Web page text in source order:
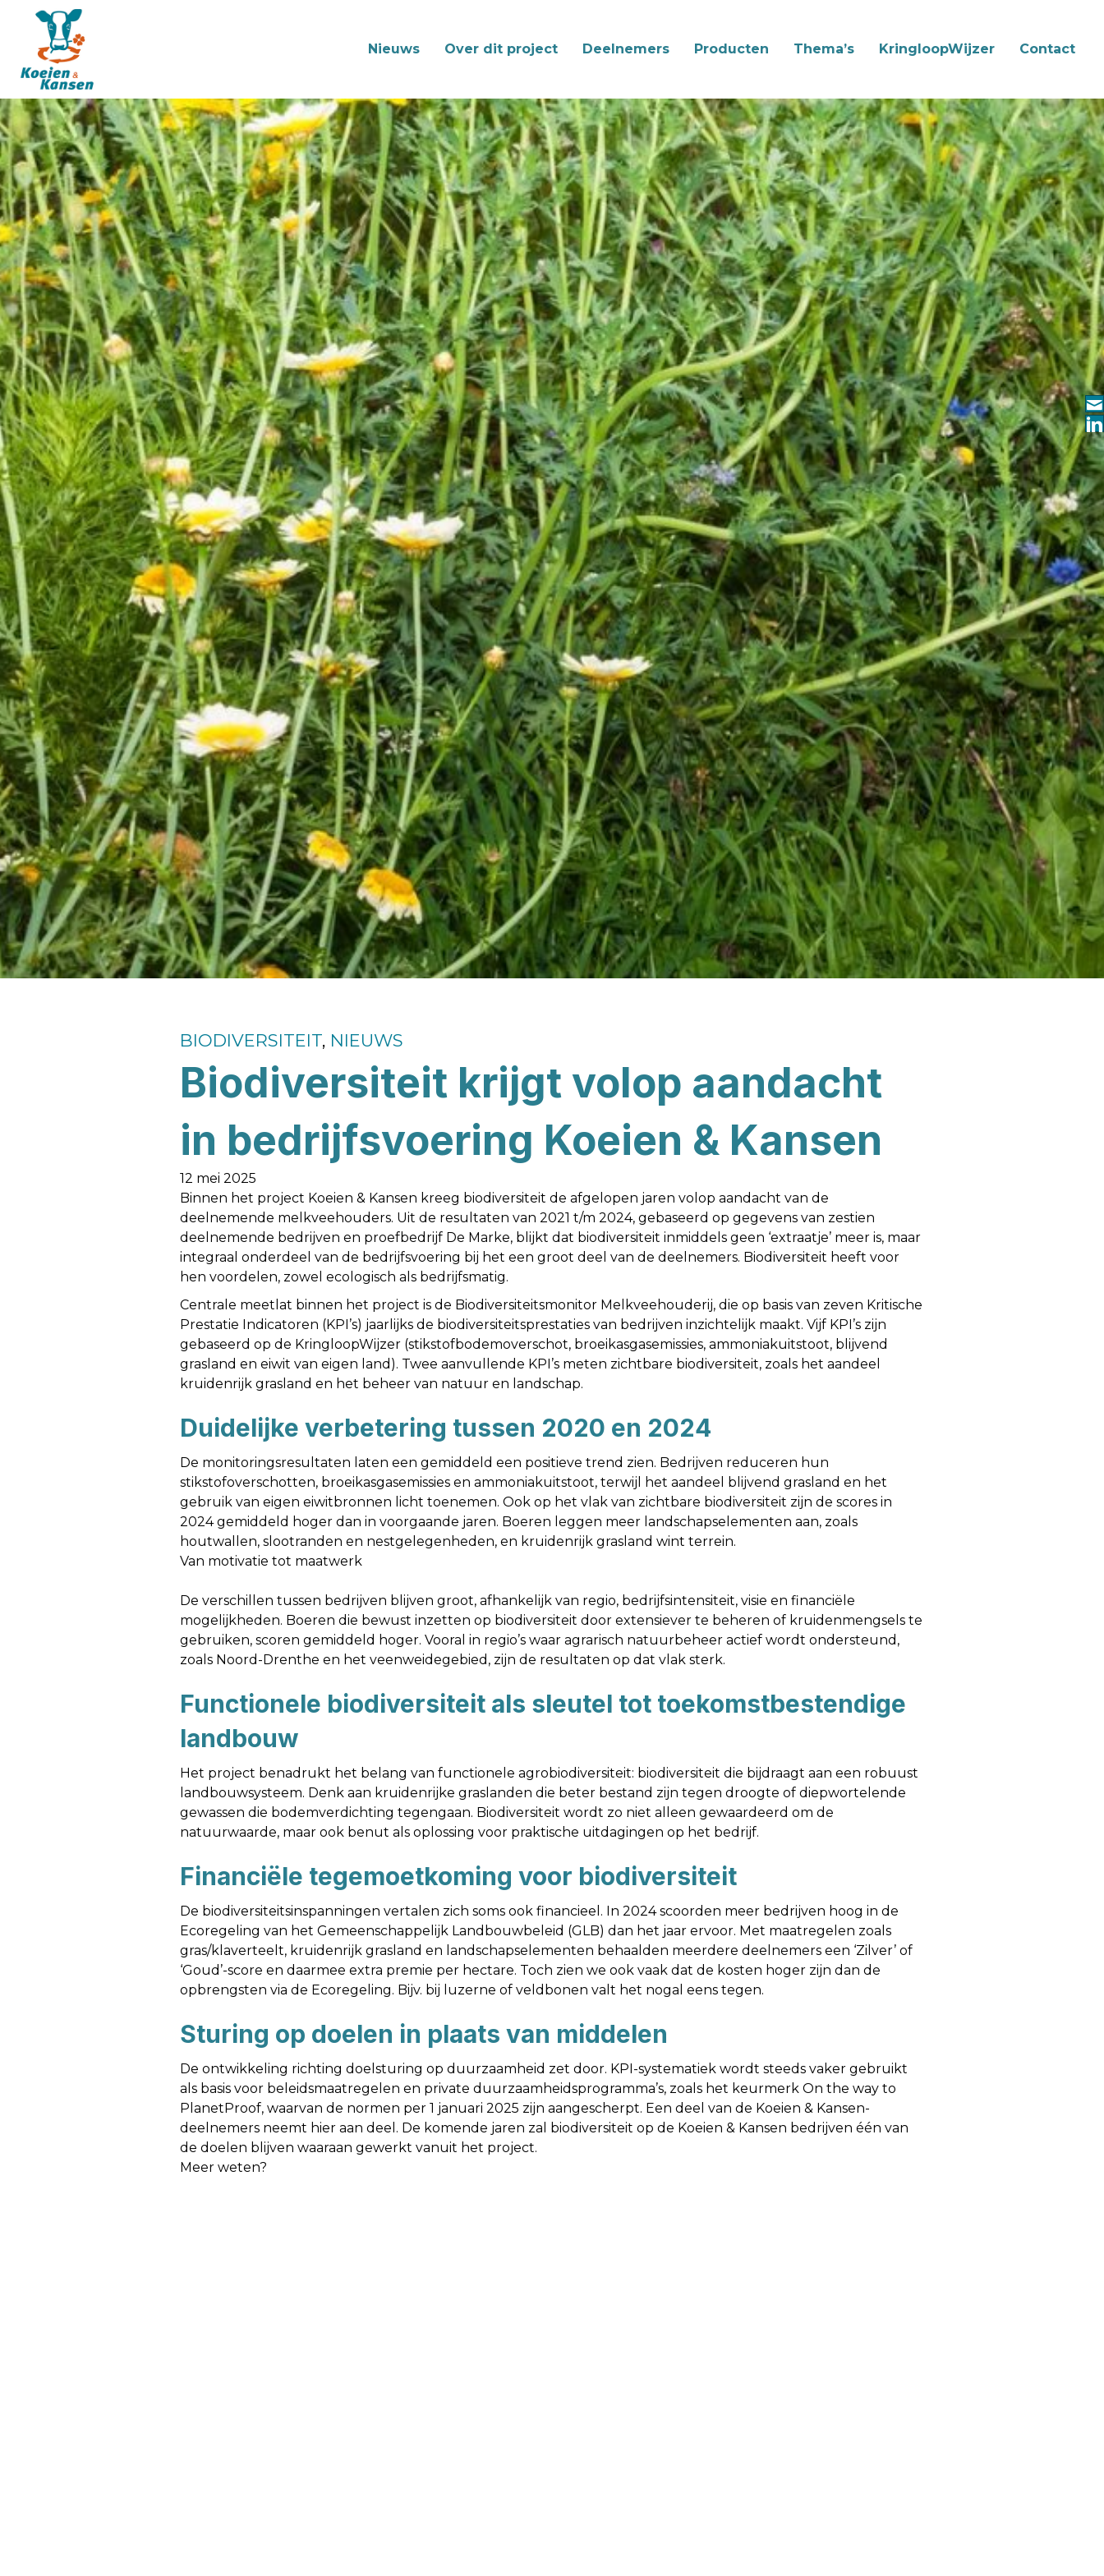
Nieuws Over dit project Deelnemers Producten Thema’s KringloopWijzer Contact
BIODIVERSITEIT, NIEUWS
Biodiversiteit krijgt volop aandacht
in bedrijfsvoering Koeien & Kansen
12 mei 2025
Binnen het project Koeien & Kansen kreeg biodiversiteit de afgelopen jaren volop aandacht van de
deelnemende melkveehouders. Uit de resultaten van 2021 t/m 2024, gebaseerd op gegevens van zestien
deelnemende bedrijven en proefbedrijf De Marke, blijkt dat biodiversiteit inmiddels geen ‘extraatje’ meer is, maar
integraal onderdeel van de bedrijfsvoering bij het een groot deel van de deelnemers. Biodiversiteit heeft voor
hen voordelen, zowel ecologisch als bedrijfsmatig.
Centrale meetlat binnen het project is de Biodiversiteitsmonitor Melkveehouderij, die op basis van zeven Kritische
Prestatie Indicatoren (KPI’s) jaarlijks de biodiversiteitsprestaties van bedrijven inzichtelijk maakt. Vijf KPI’s zijn
gebaseerd op de KringloopWijzer (stikstofbodemoverschot, broeikasgasemissies, ammoniakuitstoot, blijvend
grasland en eiwit van eigen land). Twee aanvullende KPI’s meten zichtbare biodiversiteit, zoals het aandeel
kruidenrijk grasland en het beheer van natuur en landschap.
Duidelijke verbetering tussen 2020 en 2024
De monitoringsresultaten laten een gemiddeld een positieve trend zien. Bedrijven reduceren hun
stikstofoverschotten, broeikasgasemissies en ammoniakuitstoot, terwijl het aandeel blijvend grasland en het
gebruik van eigen eiwitbronnen licht toenemen. Ook op het vlak van zichtbare biodiversiteit zijn de scores in
2024 gemiddeld hoger dan in voorgaande jaren. Boeren leggen meer landschapselementen aan, zoals
houtwallen, slootranden en nestgelegenheden, en kruidenrijk grasland wint terrein.
Van motivatie tot maatwerk
De verschillen tussen bedrijven blijven groot, afhankelijk van regio, bedrijfsintensiteit, visie en financiële
mogelijkheden. Boeren die bewust inzetten op biodiversiteit door extensiever te beheren of kruidenmengsels te
gebruiken, scoren gemiddeld hoger. Vooral in regio’s waar agrarisch natuurbeheer actief wordt ondersteund,
zoals Noord-Drenthe en het veenweidegebied, zijn de resultaten op dat vlak sterk.
Functionele biodiversiteit als sleutel tot toekomstbestendige
landbouw
Het project benadrukt het belang van functionele agrobiodiversiteit: biodiversiteit die bijdraagt aan een robuust
landbouwsysteem. Denk aan kruidenrijke graslanden die beter bestand zijn tegen droogte of diepwortelende
gewassen die bodemverdichting tegengaan. Biodiversiteit wordt zo niet alleen gewaardeerd om de
natuurwaarde, maar ook benut als oplossing voor praktische uitdagingen op het bedrijf.
Financiële tegemoetkoming voor biodiversiteit
De biodiversiteitsinspanningen vertalen zich soms ook financieel. In 2024 scoorden meer bedrijven hoog in de
Ecoregeling van het Gemeenschappelijk Landbouwbeleid (GLB) dan het jaar ervoor. Met maatregelen zoals
gras/klaverteelt, kruidenrijk grasland en landschapselementen behaalden meerdere deelnemers een ‘Zilver’ of
‘Goud’-score en daarmee extra premie per hectare. Toch zien we ook vaak dat de kosten hoger zijn dan de
opbrengsten via de Ecoregeling. Bijv. bij luzerne of veldbonen valt het nogal eens tegen.
Sturing op doelen in plaats van middelen
De ontwikkeling richting doelsturing op duurzaamheid zet door. KPI-systematiek wordt steeds vaker gebruikt
als basis voor beleidsmaatregelen en private duurzaamheidsprogramma’s, zoals het keurmerk On the way to
PlanetProof, waarvan de normen per 1 januari 2025 zijn aangescherpt. Een deel van de Koeien & Kansen-
deelnemers neemt hier aan deel. De komende jaren zal biodiversiteit op de Koeien & Kansen bedrijven één van
de doelen blijven waaraan gewerkt vanuit het project.
Meer weten?